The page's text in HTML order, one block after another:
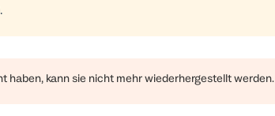
haben, kann sie nicht mehr wiederhergestellt werden.